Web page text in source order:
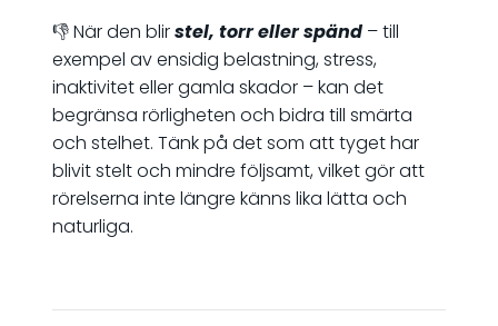
👎 När den blirstel, torr eller spänd – till
exempel av ensidig belastning, stress,
inaktivitet eller gamla skador – kan det
begränsa rörligheten och bidra till smärta
och stelhet. Tänk på det som att tyget har
blivit stelt och mindre följsamt, vilket gör att
rörelserna inte längre känns lika lätta och
naturliga.